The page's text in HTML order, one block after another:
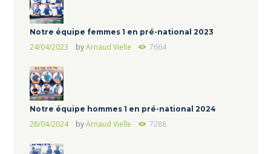
Notre équipe femmes 1 en pré-national 2023
24/04/2023 byArnaud Vielle 7664
Notre équipe hommes 1 en pré-national 2024
28/04/2024 byArnaud Vielle 7288